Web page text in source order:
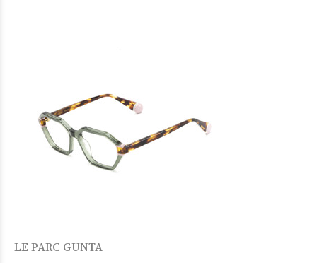
LE PARC GUNTA